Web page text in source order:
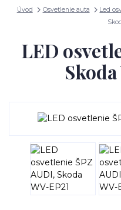
Úvod Osvetlenie auta Led
LED
Skoda